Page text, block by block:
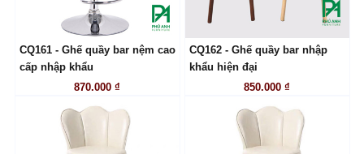
LIÊN HỆ
CQ161 - Ghế quầy bar nệm cao
cấp nhập khẩu
870.000 ₫
LIÊN HỆ
CQ162 - Ghế quầy bar nhập
khẩu hiện đại
850.000 ₫